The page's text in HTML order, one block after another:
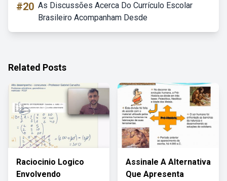
#20 As Discussões Acerca Do Currículo Escolar
Brasileiro Acompanham Desde
Related Posts
Raciocinio Logico
Envolvendo
Assinale A Alternativa
Que Apresenta